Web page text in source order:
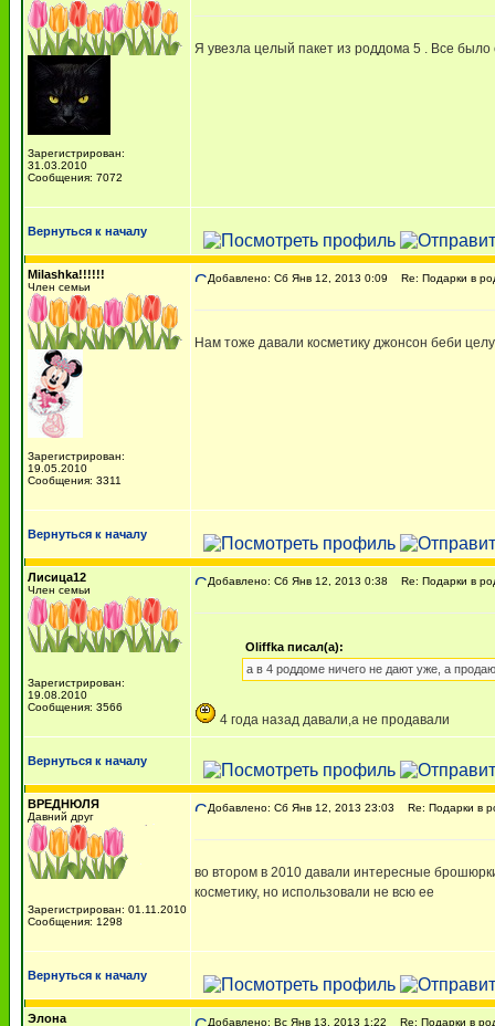
Зарегистрирован:
31.03.2010
Сообщения: 7072
Я увезла целый пакет из роддома 5 . Все было
Вернуться к началу
Milashka!!!!!!
Член семьи
Зарегистрирован:
19.05.2010
Сообщения: 3311
Добавлено: Сб Янв 12, 2013 0:09 Re: Подарки в
Нам тоже давали косметику джонсон беби
Вернуться к началу
Лисица12
Член семьи
Зарегистрирован:
19.08.2010
Сообщения: 3566
Добавлено: Сб Янв 12, 2013 0:38 Re: Подарки в
Oliffka писал(а):
а в 4 роддоме ничего не дают уже, а
4 года назад давали,а не продавали
Вернуться к началу
ВРЕДНЮЛЯ
Давний друг
Зарегистрирован: 01.11.2010
Сообщения: 1298
Добавлено: Сб Янв 12, 2013 23:03 Re: Подарки в
во втором в 2010 давали интересные
косметику, но использовали не всю ее
Вернуться к началу
Элона Добавлено: Вс Янв 13, 2013 1:22 Re: Подарки в